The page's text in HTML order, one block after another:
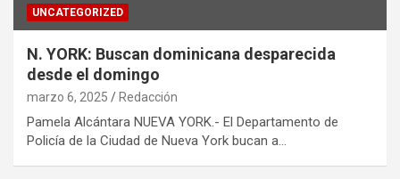
UNCATEGORIZED
N. YORK: Buscan dominicana desparecida
desde el domingo
marzo 6, 2025 Redacción
Pamela Alcántara NUEVA YORK.- El Departamento de
Policía de la Ciudad de Nueva York bucan a…